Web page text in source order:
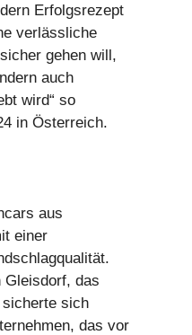
Erfolgsrezept
verlässliche
gehen will,
auch
wird“ so
in Österreich.
aus
einer
Gleisdorf, das
sich
das vor